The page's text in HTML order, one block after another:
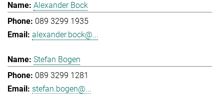
Alexander Bock
089 3299 1935
alexander.bock@...
Stefan Bogen
089 3299 1281
stefan.bogen@...